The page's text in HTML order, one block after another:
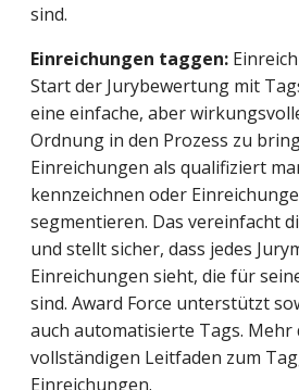
sind.
Einreichungen taggen:
Start der Jurybewertung mit
eine einfache, aber
Ordnung in den Prozess zu
Einreichungen als qualifiziert
kennzeichnen oder
segmentieren. Das vereinfacht
und stellt sicher, dass jedes
Einreichungen sieht, die für
sind. Award Force unterstützt
auch automatisierte Tags. Mehr
vollständigen Leitfaden zum
Einreichungen.